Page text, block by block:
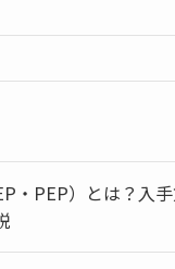
・PEP）とは？入